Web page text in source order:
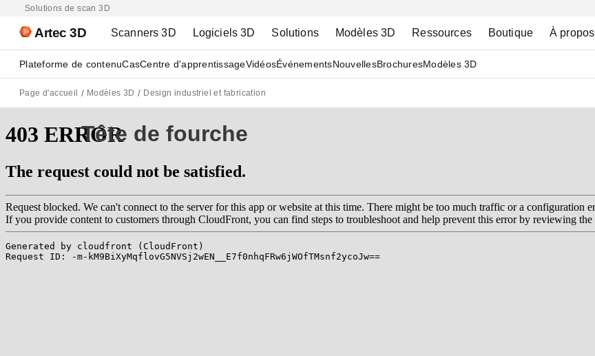
Solutions de scan 3D
Artec 3D Scanners 3D Logiciels 3D Solutions Modèles 3D Ressources Boutique À propos
Plateforme de contenuCasCentre d'apprentissageVidéosÉvénementsNouvellesBrochuresModèles 3D
Page d'accueil Modèles 3D Design industriel et fabrication
Tête de fourche